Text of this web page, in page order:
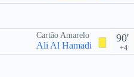
90'
+4
Cartão Amarelo
Ali Al Hamadi